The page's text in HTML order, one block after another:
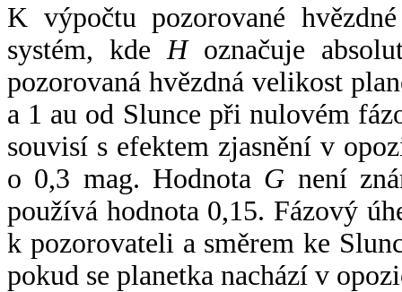
K výpočtu pozorované
systém, kde Hoznačuje
pozorovaná hvězdná velikost
a 1 au od Slunce při nulovém
souvisí s efektem zjasnění v
o 0,3 mag. Hodnota G není
používá hodnota 0,15. Fázový
k pozorovateli a směrem ke
pokud se planetka nachází v